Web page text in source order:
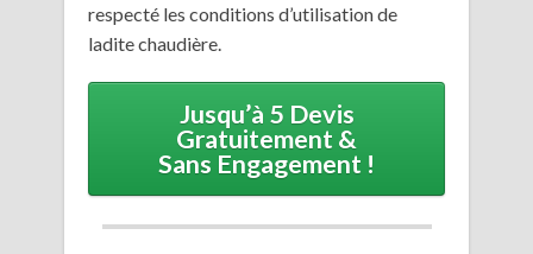
respecté les conditions d’utilisation de
ladite chaudière.
Jusqu’à 5 Devis
Gratuitement &
Sans Engagement !